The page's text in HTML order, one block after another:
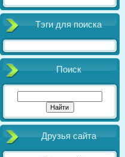
Тэги для поиска
Поиск
Друзья сайта